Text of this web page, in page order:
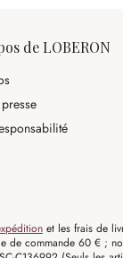
de LOBERON
et les frais de
de commande 60 € ;